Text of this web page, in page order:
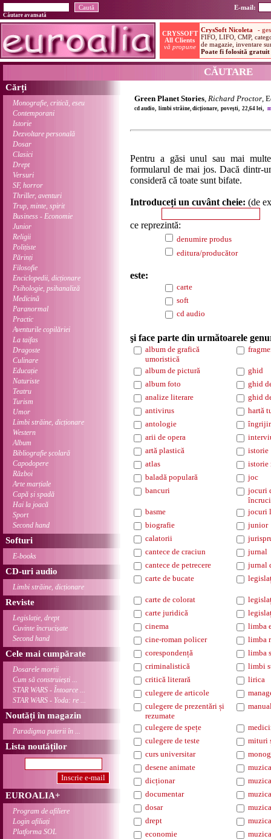
E-mail:
Căutare avansată
CĂUTARE
Cărți
Monografie, critică, eseu
Contemporani
Istorie
Dezvoltare personală
Dosar
Clasici
Drept
Versuri
SF, horror
Thriller, aventuri
Trup, minte, spirit
Business - Economie
Junior
Religii
Polițiste
Părinți
Filosofie
Enciclopedii, dicționare
Psihologie, psihanaliză
Medicină
Paranormal
Practic
Aventurile copilăriei
La taifas
Dragoste
Culinare
Educație
Naturiste
Teatru
Turism
Umor
Limbi străine, dicționare
Western
Album
Bibliografie școlară
Capodopere
Război
Arte marțiale
Capă și spadă
Hai la joacă
Sport
Second hand
Softuri
E-books
CD-uri audio
Limbi străine, dicționare
Reviste
Legislație, drept
Cuvinte încrucișate
Second hand
Cele mai cumpărate
Dosarele morții
Cum să construiești ...
STAR WARS - Întoarce ...
STAR WARS - Yoda: re ...
Noutăți în magazin
Paradigma puterii în ...
Lista noutăților
EUROALIA+
Program de afiliere
Login afiliați
Platforma SOL
Green Planet Stories, Richard Proctor,
cd audio, limbi străine, dicționare, povești, 22,64 lei,
Pentru a găsi unul sau mai
formularul de mai jos. Dacă dintr-
consideră că toate sunt bifate.
Introduceți un cuvânt cheie: (de
ce reprezintă:
denumire produs
editura/producător
este:
carte
soft
cd audio
şi face parte din următoarele
album de grafică
umoristică
album de pictură
ghid
album foto
ghid
analize literare
ghid
antivirus
hartă
antologie
arii de opera
artă plastică
istorie
atlas
istorie
baladă populară
joc
bancuri
jocuri
basme
jocuri
biografie
junior
calatorii
cantece de craciun
jurnal
cantece de petrecere
jurnal
carte de bucate
carte de colorat
carte juridică
cinema
limba
cine-roman policer
limba
corespondență
limba
criminalistică
limbi
critică literară
lirica
culegere de articole
culegere de prezentări și
rezumate
culegere de spețe
culegere de teste
mituri
curs universitar
desene animate
dicționar
documentar
dosar
drept
economie